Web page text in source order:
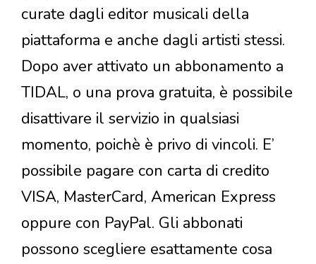
curate dagli editor musicali della
piattaforma e anche dagli artisti stessi.
Dopo aver attivato un abbonamento a
TIDAL, o una prova gratuita, è possibile
disattivare il servizio in qualsiasi
momento, poichè è privo di vincoli. E’
possibile pagare con carta di credito
VISA, MasterCard, American Express
oppure con PayPal. Gli abbonati
possono scegliere esattamente cosa